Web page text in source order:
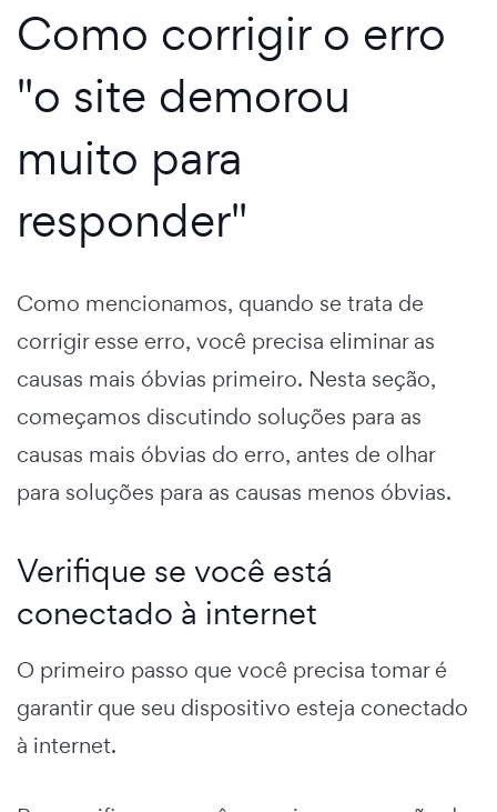
Como corrigir o erro
"o site demorou
muito para
responder"
Como mencionamos, quando se trata de
corrigir esse erro, você precisa eliminar as
causas mais óbvias primeiro. Nesta seção,
começamos discutindo soluções para as
causas mais óbvias do erro, antes de olhar
para soluções para as causas menos óbvias.
Verifique se você está
conectado à internet
O primeiro passo que você precisa tomar é
garantir que seu dispositivo esteja conectado
à internet.